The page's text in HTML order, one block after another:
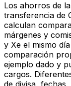
Los ahorros de
transferencia de
calculan
márgenes y
y Xe el mismo
comparación
ejemplo dado y
cargos.